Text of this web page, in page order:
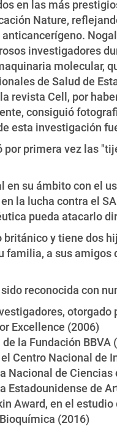
en las más
Nature,
investigadores
molecular,
de Salud de
revista Cell, por
consiguió
esta investigación
por primera vez las
en su ámbito con el
la lucha contra el
pueda atacarlo
británico y tiene dos
familia, a sus
reconocida con
Excellence (2006)
la Fundación BBVA
Centro Nacional de
Nacional de
Estadounidense de
Award, en el
(2016)